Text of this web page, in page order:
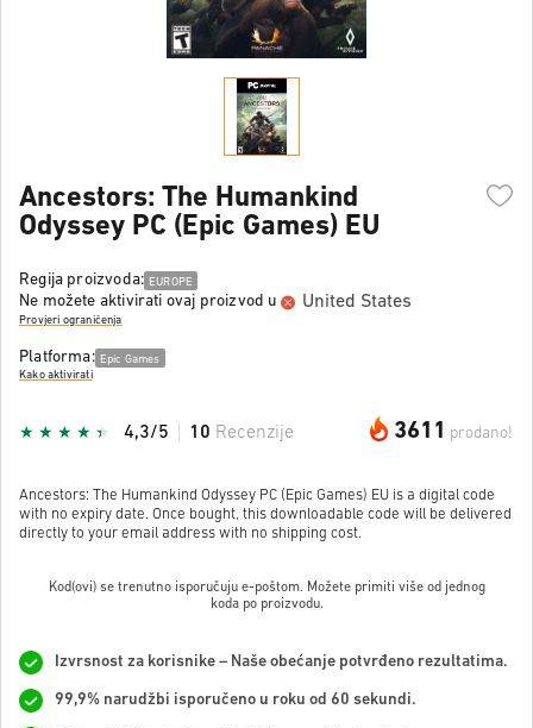
Ancestors: The Humankind
Odyssey PC (Epic Games) EU
Regija proizvoda: EUROPE
Ne možete aktivirati ovaj proizvod u United States
Provjeri ograničenja
Platforma: Epic Games
Kako aktivirati
3611 prodano!
4,3/5 10 Recenzije
Ancestors: The Humankind Odyssey PC (Epic Games) EU is a digital code
with no expiry date. Once bought, this downloadable code will be delivered
directly to your email address with no shipping cost.
Kod(ovi) se trenutno isporučuju e-poštom. Možete primiti više od jednog
koda po proizvodu.
Izvrsnost za korisnike – Naše obećanje potvrđeno rezultatima.
99,9% narudžbi isporučeno u roku od 60 sekundi.